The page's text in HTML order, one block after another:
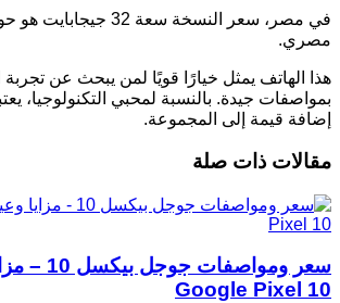
مصري.
هذا الهاتف يمثل خيارًا قويًا لمن يبحث عن
إضافة قيمة إلى المجموعة.
مقالات ذات صلة
سعر
Google Pixel 10